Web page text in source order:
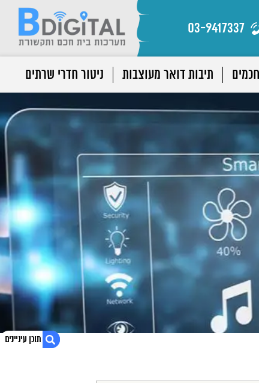
03-9417337
תיבות דואר מעוצבות ניטור חדרי שרתים